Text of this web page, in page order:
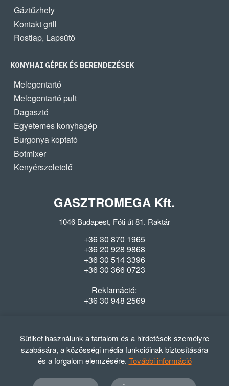
Gáztűzhely
Kontakt grill
Rostlap, Lapsütő
KONYHAI GÉPEK ÉS BERENDEZÉSEK
Melegentartó
Melegentartó pult
Dagasztó
Egyetemes konyhagép
Burgonya koptató
Botmixer
Kenyérszeletelő
GASZTROMEGA Kft.
1046 Budapest, Fóti út 81. Raktár
+36 30 870 1965
+36 20 928 9868
+36 30 514 3396
+36 30 366 0723
Reklamáció:
+36 30 948 2569
Nyitvatartás
Hétfő-Péntek: 08:00-16:30
Sütiket használunk a tartalom és a hirdetések személyre
szabására, a közösségi média funkcióinak biztosítására
és a forgalom elemzésére. További információ